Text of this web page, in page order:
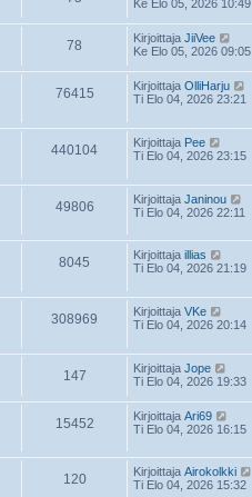
Ke Elo 05, 2026 10:49
78 Kirjoittaja JiiVee
Ke Elo 05, 2026 09:05
76415 Kirjoittaja OlliHarju
Ti Elo 04, 2026 23:21
440104 Kirjoittaja Pee
Ti Elo 04, 2026 23:15
49806 Kirjoittaja Janinou
Ti Elo 04, 2026 22:11
8045 Kirjoittaja illias
Ti Elo 04, 2026 21:19
308969 Kirjoittaja VKe
Ti Elo 04, 2026 20:14
147 Kirjoittaja Jope
Ti Elo 04, 2026 19:33
15452 Kirjoittaja Ari69
Ti Elo 04, 2026 16:15
120 Kirjoittaja Airokolkki
Ti Elo 04, 2026 15:32